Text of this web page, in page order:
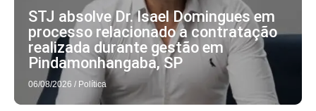
STJ absolve Dr. Isael Domingues em
processo relacionado a contratação
realizada durante gestão em
Pindamonhangaba, SP
06/08/2026 / Política